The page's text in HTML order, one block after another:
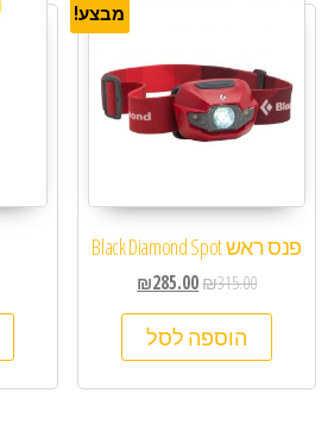
מבצע!
פנס ראש Black Diamond Spot
₪315.00
₪285.00
הוספה לסל